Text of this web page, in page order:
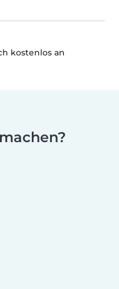
kostenlos an